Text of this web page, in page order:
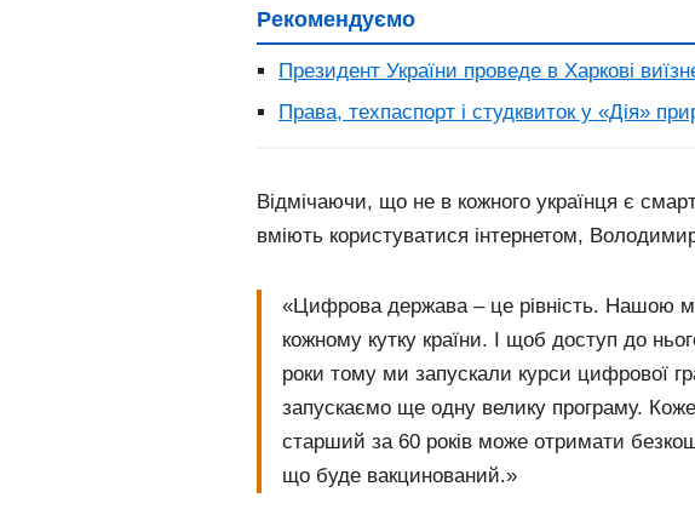
Рекомендуємо
Президент України проведе в Харкові
Права, техпаспорт і студквиток у «Дія»
Відмічаючи, що не в кожного українця є
вміють користуватися інтернетом,
«Цифрова держава – це рівність. Нашою
кожному кутку країни. І щоб доступ до
роки тому ми запускали курси цифрової
запускаємо ще одну велику програму.
старший за 60 років може отримати
що буде вакцинований.»